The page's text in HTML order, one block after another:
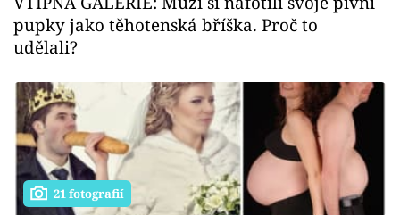
pupky jako těhotenská bříška. Proč to
udělali?
21 fotografií